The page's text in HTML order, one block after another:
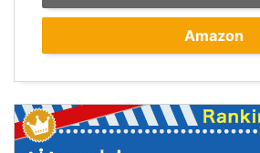
Amazon